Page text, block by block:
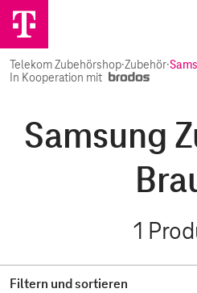
Telekom Zubehörshop·Zubehör·
In Kooperation mit
Samsung
1
Filtern und sortieren